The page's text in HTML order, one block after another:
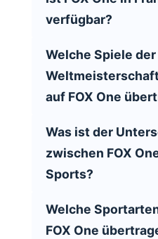
verfügbar?
Welche Spiele der
auf FOX One
Was ist der
zwischen FOX
Sports?
Welche
FOX One